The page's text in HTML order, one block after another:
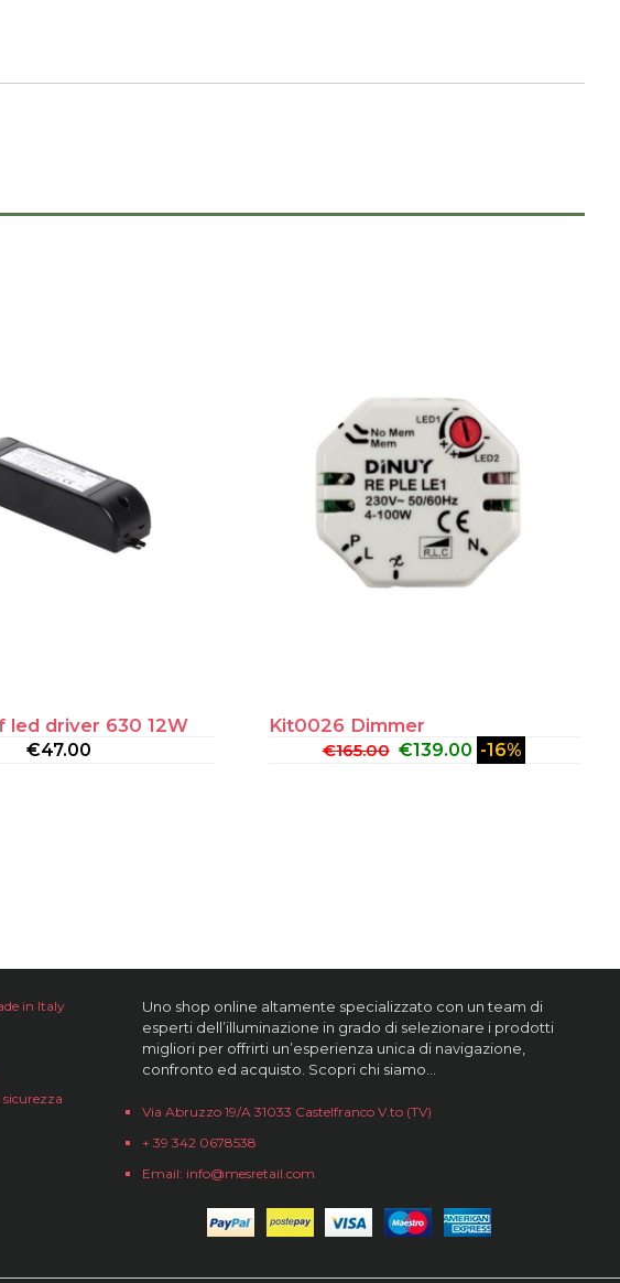
led driver 630 12W
€47.00
Kit0026 Dimmer
€165.00 €139.00 -16%
in Italy
Uno shop online altamente specializzato con un team di
esperti dell’illuminazione in grado di selezionare i prodotti
migliori per offrirti un’esperienza unica di navigazione,
confronto ed acquisto. Scopri chi siamo…
Via Abruzzo 19/A 31033 Castelfranco V.to (TV)
+ 39 342 0678538
Email: info@mesretail.com